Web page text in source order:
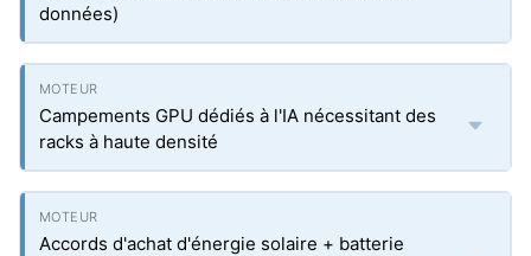
données)
Campements GPU dédiés à l'IA nécessitant des
racks à haute densité
Accords d'achat d'énergie solaire + batterie